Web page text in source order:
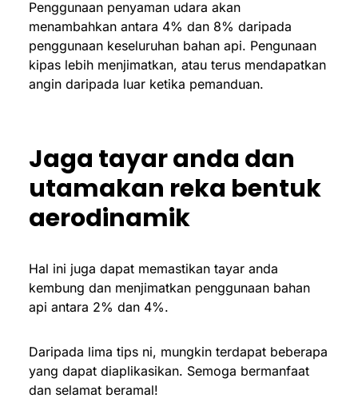
Penggunaan penyaman udara akan
menambahkan antara 4% dan 8% daripada
penggunaan keseluruhan bahan api. Pengunaan
kipas lebih menjimatkan, atau terus mendapatkan
angin daripada luar ketika pemanduan.
Jaga tayar anda dan
utamakan reka bentuk
aerodinamik
Hal ini juga dapat memastikan tayar anda
kembung dan menjimatkan penggunaan bahan
api antara 2% dan 4%.
Daripada lima tips ni, mungkin terdapat beberapa
yang dapat diaplikasikan. Semoga bermanfaat
dan selamat beramal!